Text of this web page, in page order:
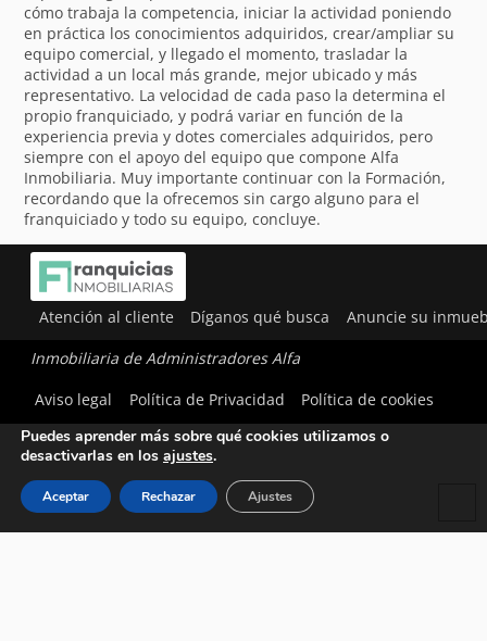
cómo trabaja la competencia, iniciar la actividad poniendo
en práctica los conocimientos adquiridos, crear/ampliar su
equipo comercial, y llegado el momento, trasladar la
actividad a un local más grande, mejor ubicado y más
representativo. La velocidad de cada paso la determina el
propio franquiciado, y podrá variar en función de la
experiencia previa y dotes comerciales adquiridos, pero
siempre con el apoyo del equipo que compone Alfa
Inmobiliaria. Muy importante continuar con la Formación,
recordando que la ofrecemos sin cargo alguno para el
franquiciado y todo su equipo, concluye.
Atención al cliente Díganos qué busca Anuncie su
Inmobiliaria de Administradores Alfa
Aviso legal
Política de Privacidad Política de cookies
Utilizamos cookies para ofrecerte la mejor experiencia en
Puedes aprender más sobre qué cookies utilizamos o
desactivarlas en los ajustes.
Aceptar Rechazar Ajustes